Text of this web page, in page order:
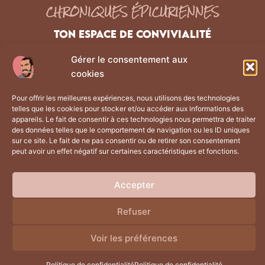
Gérer le consentement aux
cookies
Pour offrir les meilleures expériences, nous utilisons des technologies
telles que les cookies pour stocker et/ou accéder aux informations des
appareils. Le fait de consentir à ces technologies nous permettra de traiter
des données telles que le comportement de navigation ou les ID uniques
sur ce site. Le fait de ne pas consentir ou de retirer son consentement
peut avoir un effet négatif sur certaines caractéristiques et fonctions.
Accepter
Refuser
Voir les préférences
CHRONIQUES ÉPICURIENNES
TON ESPACE DE CONVIVIALITÉ
NAVIGATION
À propos
La boutique
Contact
Liens Légaux
Politique de confidentialité
CGV
Plan du site